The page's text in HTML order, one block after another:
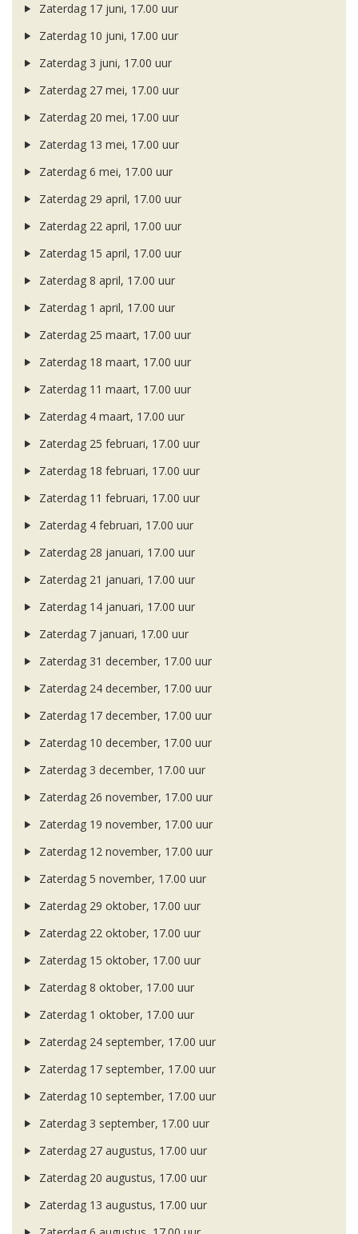
Zaterdag 17 juni, 17.00 uur
Zaterdag 10 juni, 17.00 uur
Zaterdag 3 juni, 17.00 uur
Zaterdag 27 mei, 17.00 uur
Zaterdag 20 mei, 17.00 uur
Zaterdag 13 mei, 17.00 uur
Zaterdag 6 mei, 17.00 uur
Zaterdag 29 april, 17.00 uur
Zaterdag 22 april, 17.00 uur
Zaterdag 15 april, 17.00 uur
Zaterdag 8 april, 17.00 uur
Zaterdag 1 april, 17.00 uur
Zaterdag 25 maart, 17.00 uur
Zaterdag 18 maart, 17.00 uur
Zaterdag 11 maart, 17.00 uur
Zaterdag 4 maart, 17.00 uur
Zaterdag 25 februari, 17.00 uur
Zaterdag 18 februari, 17.00 uur
Zaterdag 11 februari, 17.00 uur
Zaterdag 4 februari, 17.00 uur
Zaterdag 28 januari, 17.00 uur
Zaterdag 21 januari, 17.00 uur
Zaterdag 14 januari, 17.00 uur
Zaterdag 7 januari, 17.00 uur
Zaterdag 31 december, 17.00 uur
Zaterdag 24 december, 17.00 uur
Zaterdag 17 december, 17.00 uur
Zaterdag 10 december, 17.00 uur
Zaterdag 3 december, 17.00 uur
Zaterdag 26 november, 17.00 uur
Zaterdag 19 november, 17.00 uur
Zaterdag 12 november, 17.00 uur
Zaterdag 5 november, 17.00 uur
Zaterdag 29 oktober, 17.00 uur
Zaterdag 22 oktober, 17.00 uur
Zaterdag 15 oktober, 17.00 uur
Zaterdag 8 oktober, 17.00 uur
Zaterdag 1 oktober, 17.00 uur
Zaterdag 24 september, 17.00 uur
Zaterdag 17 september, 17.00 uur
Zaterdag 10 september, 17.00 uur
Zaterdag 3 september, 17.00 uur
Zaterdag 27 augustus, 17.00 uur
Zaterdag 20 augustus, 17.00 uur
Zaterdag 13 augustus, 17.00 uur